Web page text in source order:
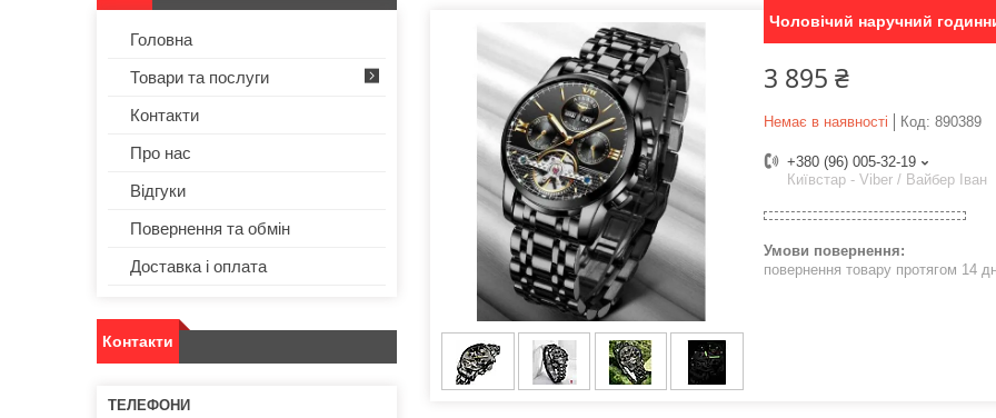
Чоловічий наручний
3 895 ₴
Немає в наявності Код: 890389
+380 (96) 005-32-19
Київстар - Viber / Вайбер Іван
повернення товару протягом 14
Головна
Товари та послуги
Контакти
Про нас
Відгуки
Повернення та обмін
Доставка і оплата
Контакти